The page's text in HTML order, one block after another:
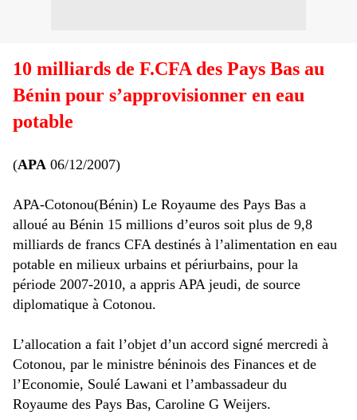
10 milliards de F.CFA des Pays Bas au
Bénin pour s’approvisionner en eau
potable
(APA 06/12/2007)
APA-Cotonou(Bénin) Le Royaume des Pays Bas a
alloué au Bénin 15 millions d’euros soit plus de 9,8
milliards de francs CFA destinés à l’alimentation en eau
potable en milieux urbains et périurbains, pour la
période 2007-2010, a appris APA jeudi, de source
diplomatique à Cotonou.
L’allocation a fait l’objet d’un accord signé mercredi à
Cotonou, par le ministre béninois des Finances et de
l’Economie, Soulé Lawani et l’ambassadeur du
Royaume des Pays Bas, Caroline G Weijers.